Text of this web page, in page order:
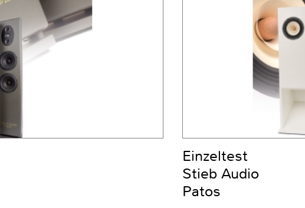
Einzeltest
Stieb Audio
Patos